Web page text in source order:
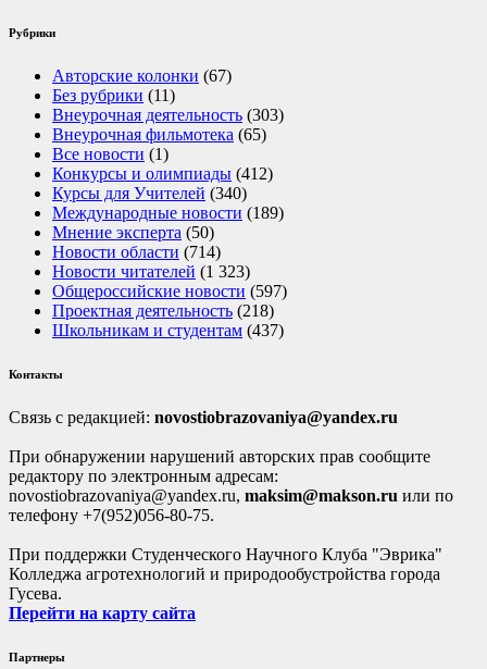
Рубрики
Авторские колонки (67)
Без рубрики (11)
Внеурочная деятельность (303)
Внеурочная фильмотека (65)
Все новости (1)
Конкурсы и олимпиады (412)
Курсы для Учителей (340)
Международные новости (189)
Мнение эксперта (50)
Новости области (714)
Новости читателей (1 323)
Общероссийские новости (597)
Проектная деятельность (218)
Школьникам и студентам (437)
Контакты
Связь с редакцией: novostiobrazovaniya@yandex.ru
При обнаружении нарушений авторских прав сообщите
редактору по электронным адресам:
novostiobrazovaniya@yandex.ru, maksim@makson.ru или по
телефону +7(952)056-80-75.
При поддержки Студенческого Научного Клуба "Эврика"
Колледжа агротехнологий и природообустройства города
Гусева.
Перейти на карту сайта
Партнеры